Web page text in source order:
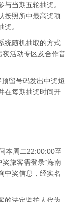
当期五轮抽奖。
按照所中最高奖项
。
随机抽取的方式
夜活动专区及合作音
留号码发出中奖短
在每期抽奖时间开
本周二22:00:00至
奖旅客需登录“海南
中奖信息，经实名